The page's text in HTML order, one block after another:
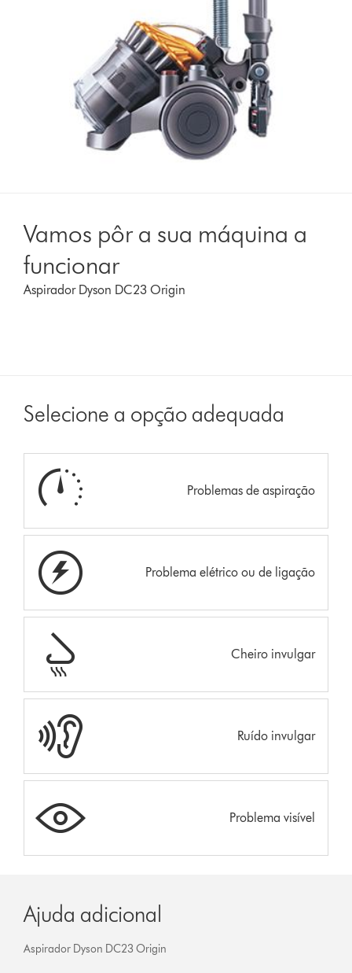
Vamos pôr a sua máquina a
funcionar
Aspirador Dyson DC23 Origin
Selecione a opção adequada
Problemas de aspiração
Problema elétrico ou de ligação
Cheiro invulgar
Ruído invulgar
Problema visível
Ajuda adicional
Aspirador Dyson DC23 Origin